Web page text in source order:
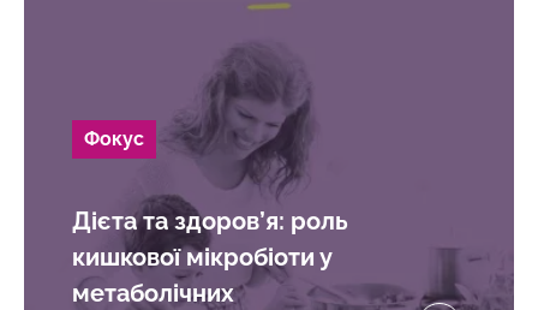
Фокус
Дієта та здоров’я: роль
кишкової мікробіоти у
метаболічних